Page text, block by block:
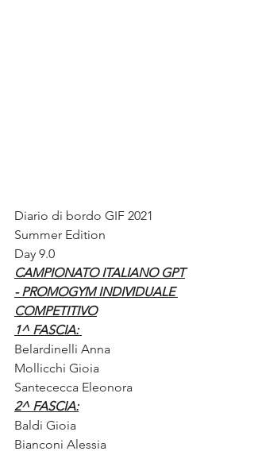
Diario di bordo GIF 2021
Summer Edition
Day 9.0
CAMPIONATO ITALIANO GPT
- PROMOGYM INDIVIDUALE
COMPETITIVO
1^ FASCIA:
Belardinelli Anna
Mollicchi Gioia
Santececca Eleonora
2^ FASCIA:
Baldi Gioia
Bianconi Alessia